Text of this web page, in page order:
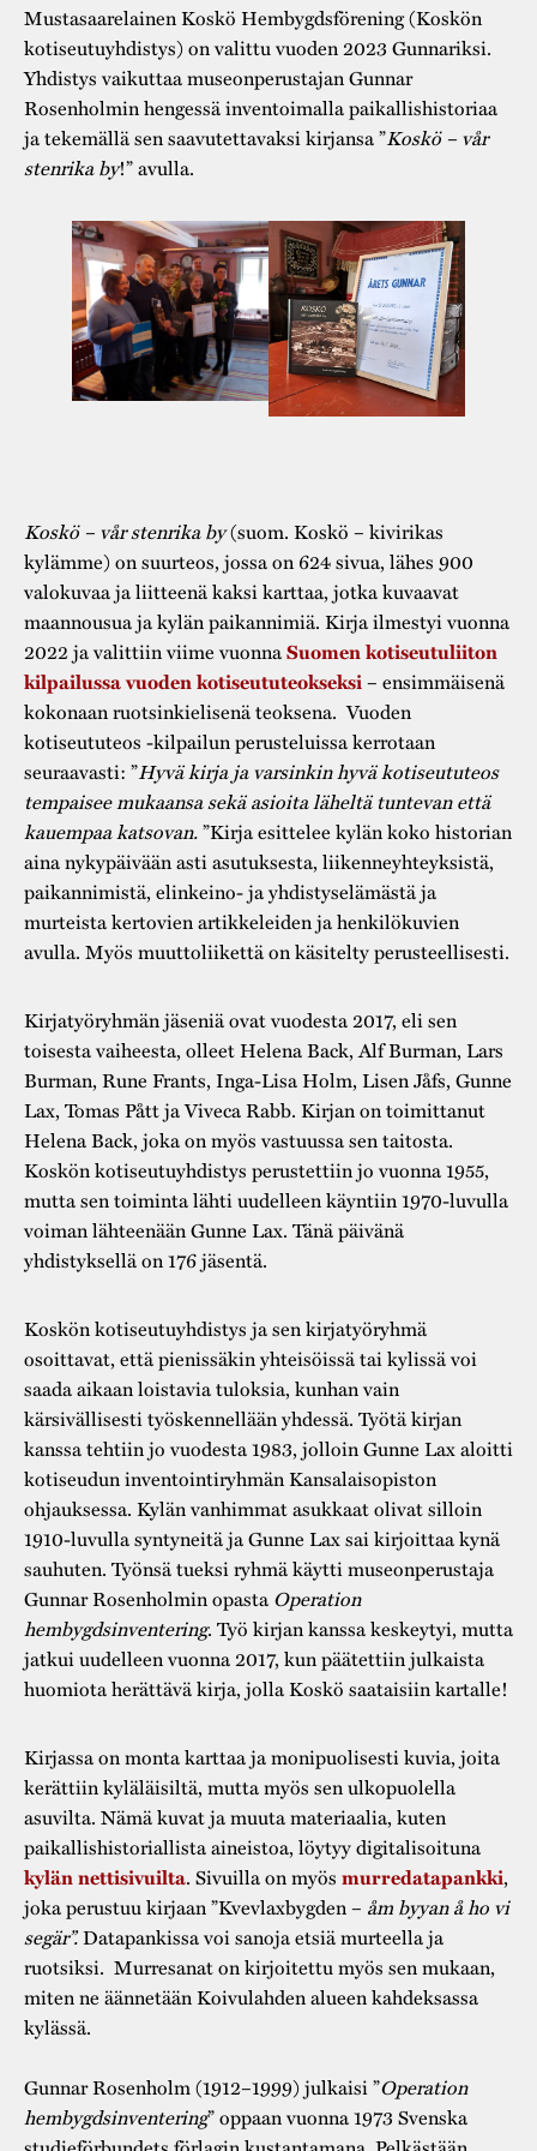
Mustasaarelainen Koskö Hembygdsförening (Koskön
kotiseutuyhdistys) on valittu vuoden 2023 Gunnariksi.
Yhdistys vaikuttaa museonperustajan Gunnar
Rosenholmin hengessä inventoimalla paikallishistoriaa
ja tekemällä sen saavutettavaksi kirjansa ”Koskö­ – vår
stenrika by!” avulla.
Koskö – vår stenrika by(suom. Koskö – kivirikas
kylämme) on suurteos, jossa on 624 sivua, lähes 900
valokuvaa ja liitteenä kaksi karttaa, jotka kuvaavat
maannousua ja kylän paikannimiä. Kirja ilmestyi vuonna
2022 ja valittiin viime vuonnaSuomen kotiseutuliiton
kilpailussa vuoden kotiseututeokseksi– ensimmäisenä
kokonaan ruotsinkielisenä teoksena. Vuoden
kotiseututeos -kilpailun perusteluissa kerrotaan
seuraavasti: ”Hyvä kirja ja varsinkin hyvä kotiseututeos
tempaisee mukaansa sekä asioita läheltä tuntevan että
kauempaa katsovan.”Kirja esittelee kylän koko historian
aina nykypäivään asti asutuksesta, liikenneyhteyksistä,
paikannimistä, elinkeino- ja yhdistyselämästä ja
murteista kertovien artikkeleiden ja henkilökuvien
avulla. Myös muuttoliikettä on käsitelty perusteellisesti.
Kirjatyöryhmän jäseniä ovat vuodesta 2017, eli sen
toisesta vaiheesta, olleet Helena Back, Alf Burman, Lars
Burman, Rune Frants, Inga-Lisa Holm, Lisen Jåfs, Gunne
Lax, Tomas Pått ja Viveca Rabb. Kirjan on toimittanut
Helena Back, joka on myös vastuussa sen taitosta.
Koskön kotiseutuyhdistys perustettiin jo vuonna 1955,
mutta sen toiminta lähti uudelleen käyntiin 1970-luvulla
voiman lähteenään Gunne Lax. Tänä päivänä
yhdistyksellä on 176 jäsentä.
Koskön kotiseutuyhdistys ja sen kirjatyöryhmä
osoittavat, että pienissäkin yhteisöissä tai kylissä voi
saada aikaan loistavia tuloksia, kunhan vain
kärsivällisesti työskennellään yhdessä. Työtä kirjan
kanssa tehtiin jo vuodesta 1983, jolloin Gunne Lax aloitti
kotiseudun inventointiryhmän Kansalaisopiston
ohjauksessa. Kylän vanhimmat asukkaat olivat silloin
1910-luvulla syntyneitä ja Gunne Lax sai kirjoittaa kynä
sauhuten. Työnsä tueksi ryhmä käytti museonperustaja
Gunnar Rosenholmin opasta Operation
hembygdsinventering. Työ kirjan kanssa keskeytyi, mutta
jatkui uudelleen vuonna 2017, kun päätettiin julkaista
huomiota herättävä kirja, jolla Koskö saataisiin kartalle!
Kirjassa on monta karttaa ja monipuolisesti kuvia, joita
kerättiin kyläläisiltä, mutta myös sen ulkopuolella
asuvilta. Nämä kuvat ja muuta materiaalia, kuten
paikallishistoriallista aineistoa, löytyy digitalisoituna
kylän nettisivuilta. Sivuilla on myös murredatapankki,
joka perustuu kirjaan ”Kvevlaxbygden – åm byyan å ho vi
segär”.Datapankissa voi sanoja etsiä murteella ja
ruotsiksi. Murresanat on kirjoitettu myös sen mukaan,
miten ne äännetään Koivulahden alueen kahdeksassa
kylässä.
Gunnar Rosenholm (1912–1999) julkaisi ”Operation
hembygdsinventering” oppaan vuonna 1973 Svenska